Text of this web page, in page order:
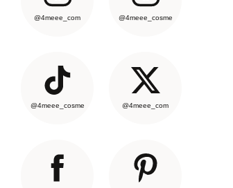
@4meee_com @4meee_cosme
@4meee_cosme @4meee_com